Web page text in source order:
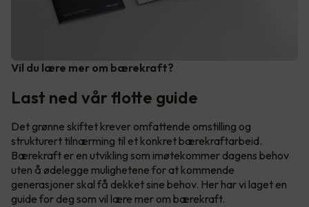
Vil du lære mer om bærekraft?
Last ned vår flotte guide
Det grønne skiftet krever omfattende omstilling og
strukturert tilnærming til et konkret bærekraftarbeid.
Bærekraft er en utvikling som imøtekommer dagens behov
uten å ødelegge mulighetene for at kommende
generasjoner skal få dekket sine behov. Her har vi laget en
guide for deg som vil lære mer om bærekraft.